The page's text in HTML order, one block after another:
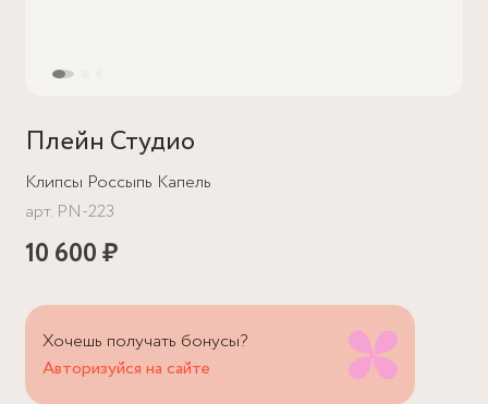
Плейн Студио
Клипсы Россыпь Капель
арт. PN-223
10 600 ₽
Хочешь получать бонусы?
Авторизуйся на сайте